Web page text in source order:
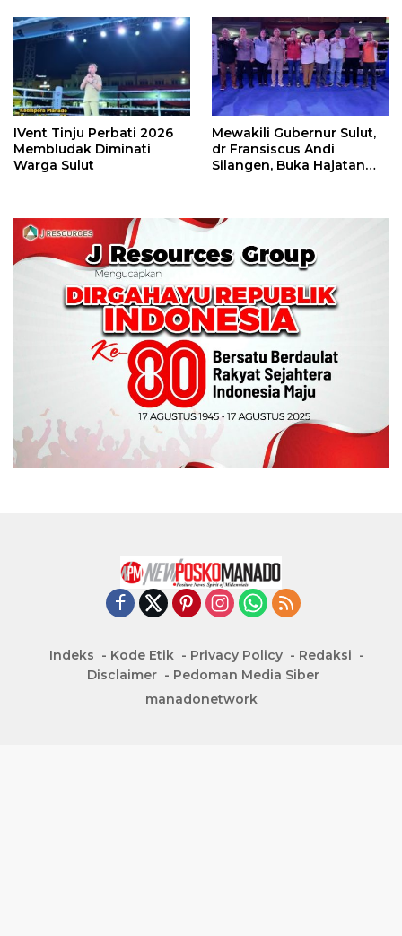
Perbati 2026
IVent Tinju Perbati 2026
Membludak Diminati
Warga Sulut
Mewakili Gubernur Sulut,
dr Fransiscus Andi
Silangen, Buka Hajatan
Indeks Kode Etik Privacy Policy
Redaksi
Disclaimer
Pedoman Media Siber
manadonetwork